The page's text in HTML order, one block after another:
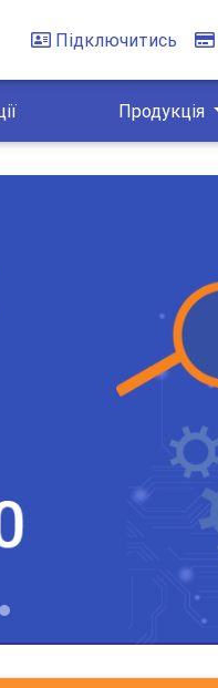
Підключитись
Продукція